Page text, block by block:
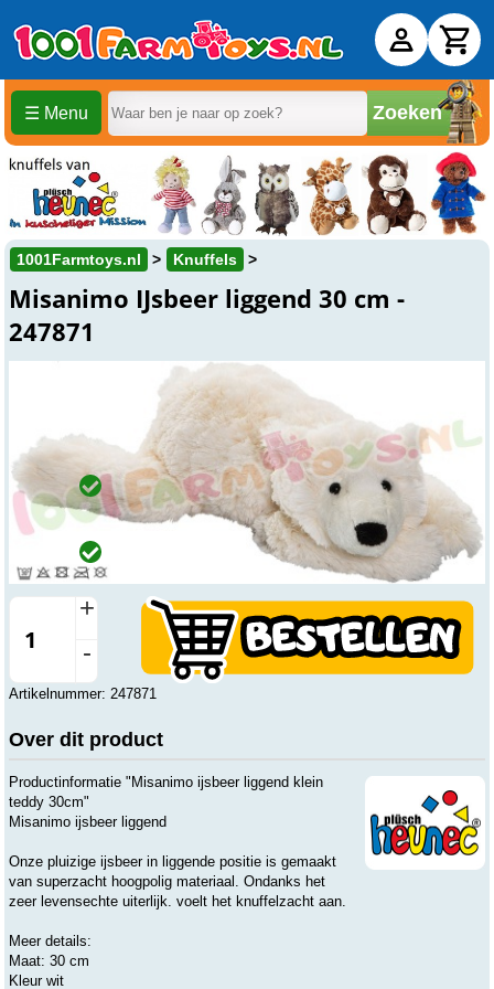
☰ Menu Zoeken
1001Farmtoys.nl Knuffels
Misanimo IJsbeer liggend 30 cm -
247871
Adviesprijs: € 10.95
Online Op voorraad
Op werkdagen voor 15:00 uur besteld, wordt dezelfde dag
verzonden.
Beesd
Vandaag open vanaf 8:00 tot 17:30
+
-
Artikelnummer: 247871
Over dit product
Productinformatie "Misanimo ijsbeer liggend klein
teddy 30cm"
Misanimo ijsbeer liggend
Onze pluizige ijsbeer in liggende positie is gemaakt
van superzacht hoogpolig materiaal. Ondanks het
zeer levensechte uiterlijk. voelt het knuffelzacht aan.
Meer details:
Maat: 30 cm
Kleur wit